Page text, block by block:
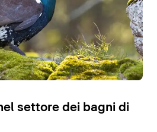
settore dei bagni di